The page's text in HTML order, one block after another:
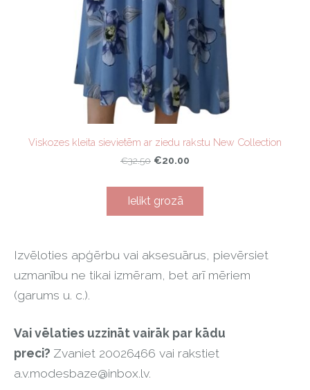
Izvēloties apģērbu vai aksesuārus, pievērsiet
uzmanību ne tikai izmēram, bet arī mēriem
(garums u. c.).
Vai vēlaties uzzināt vairāk par kādu
preci? Zvaniet 20026466 vai rakstiet
a.v.modesbaze@inbox.lv.
Viskozes kleita sievietēm ar ziedu rakstu New Collection
€32.50 €20.00
Ielikt grozā